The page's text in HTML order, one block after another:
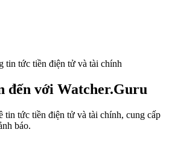
tin tức tiền điện tử và tài chính
đến với Watcher.Guru
tin tức tiền điện tử và tài chính, cung cấp
báo.